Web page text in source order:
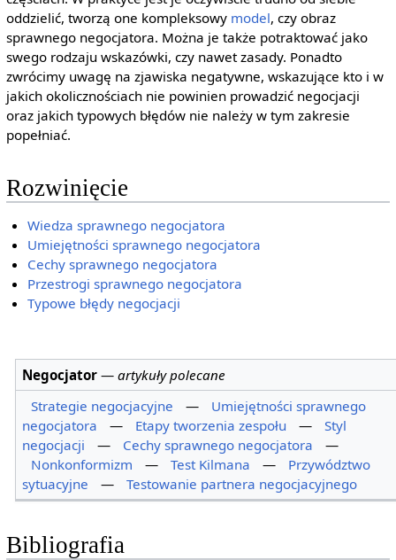
oddzielić, tworzą one kompleksowy model, czy obraz
sprawnego negocjatora. Można je także potraktować jako
swego rodzaju wskazówki, czy nawet zasady. Ponadto
zwrócimy uwagę na zjawiska negatywne, wskazujące kto i w
jakich okolicznościach nie powinien prowadzić negocjacji
oraz jakich typowych błędów nie należy w tym zakresie
popełniać.
Rozwinięcie
Wiedza sprawnego negocjatora
Umiejętności sprawnego negocjatora
Cechy sprawnego negocjatora
Przestrogi sprawnego negocjatora
Typowe błędy negocjacji
Negocjator —artykuły polecane
Strategie negocjacyjne
—
Umiejętności sprawnego
negocjatora
— Etapy tworzenia zespołu —
Styl
negocjacji
— Cechy sprawnego negocjatora
—
Nonkonformizm
— Test Kilmana —
Przywództwo
sytuacyjne
— Testowanie partnera negocjacyjnego
Bibliografia